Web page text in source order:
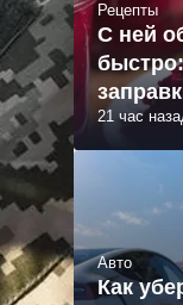
Рецепты
С ней
21 час
Авто
Как